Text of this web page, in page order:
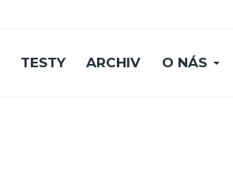
TESTY ARCHIV O NÁS